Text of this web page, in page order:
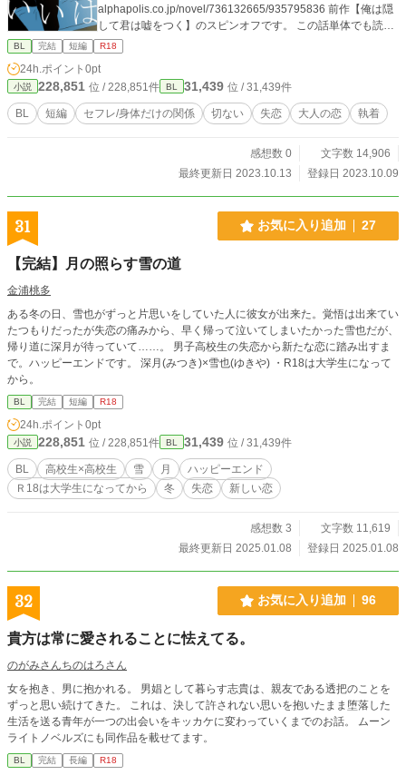
alphapolis.co.jp/novel/736132665/935795836 前作【俺は隠
して君は嘘をつく】のスピンオフです。 この話単体でも読め
ますが、前作を読んでいただくと、より関係性がわかりやす
いかと思います。 表紙：うきもの さん いつもありがとうご
ざいます。 この作品はpixiv、アルファポリス、カクヨム、ム
ーンライトノベルズ、エブリスタにて掲載予定です。
BL 完結 短編 R18
24h.ポイント 0pt
小説 228,851 位 / 228,851件 BL 31,439 位 / 31,439件
BL 短編 セフレ/身体だけの関係 切ない 失恋 大人の恋 執着
感想数 0
文字数 14,906
最終更新日 2023.10.13
登録日 2023.10.09
31 お気に入り追加 27
【完結】月の照らす雪の道
金浦桃多
ある冬の日、雪也がずっと片思いをしていた人に彼女が出来た。覚悟は出来てい
たつもりだったが失恋の痛みから、早く帰って泣いてしまいたかった雪也だが、
帰り道に深月が待っていて……。 男子高校生の失恋から新たな恋に踏み出すま
で。ハッピーエンドです。 深月(みつき)×雪也(ゆきや) ・R18は大学生になって
から。
BL 完結 短編 R18
24h.ポイント 0pt
小説 228,851 位 / 228,851件 BL 31,439 位 / 31,439件
BL 高校生×高校生 雪 月
ハッピーエンド
Ｒ18は大学生になってから
冬 失恋 新しい恋
感想数 3
文字数 11,619
最終更新日 2025.01.08
登録日 2025.01.08
32 お気に入り追加 96
貴方は常に愛されることに怯えてる。
のがみさんちのはろさん
女を抱き、男に抱かれる。 男娼として暮らす志貴は、親友である透把のことを
ずっと思い続けてきた。 これは、決して許されない思いを抱いたまま堕落した
生活を送る青年が一つの出会いをキッカケに変わっていくまでのお話。 ムーン
ライトノベルズにも同作品を載せてます。
BL 完結 長編 R18